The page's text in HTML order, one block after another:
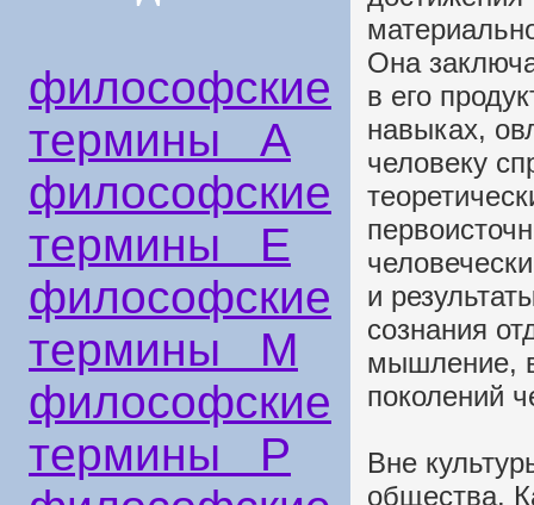
философские
термины А
философские
термины Е
философские
термины М
философские
термины Р
Она
в его
навыках,
человеку
и
сознания
мышление,
поколений
Вне
общества.